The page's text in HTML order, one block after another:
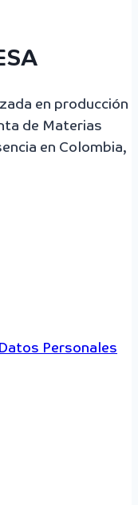
en producción
de Materias
en Colombia,
Personales